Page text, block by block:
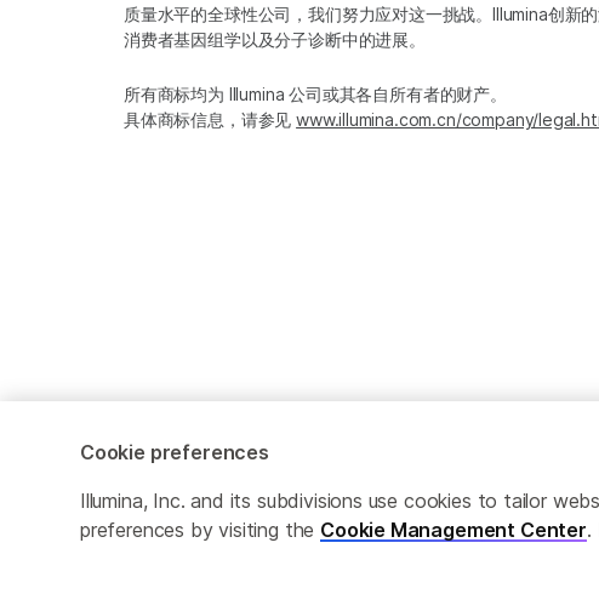
质量水平的全球性公司，我们努力应对这一挑战。Illumina创新
消费者基因组学以及分子诊断中的进展。
所有商标均为 Illumina 公司或其各自所有者的财产。
具体商标信息，请参见www.illumina.com.cn/company/
Cookie preferences
Illumina, Inc. and its subdivisions use cookies to tailor
preferences by visiting the Cookie Management Center.